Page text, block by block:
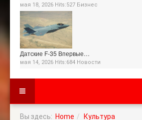
мая 18, 2026 Hits:527 Бизнес
Датские F-35 Впервые…
мая 14, 2026 Hits:684 Новости
Вы здесь: Home
Культура